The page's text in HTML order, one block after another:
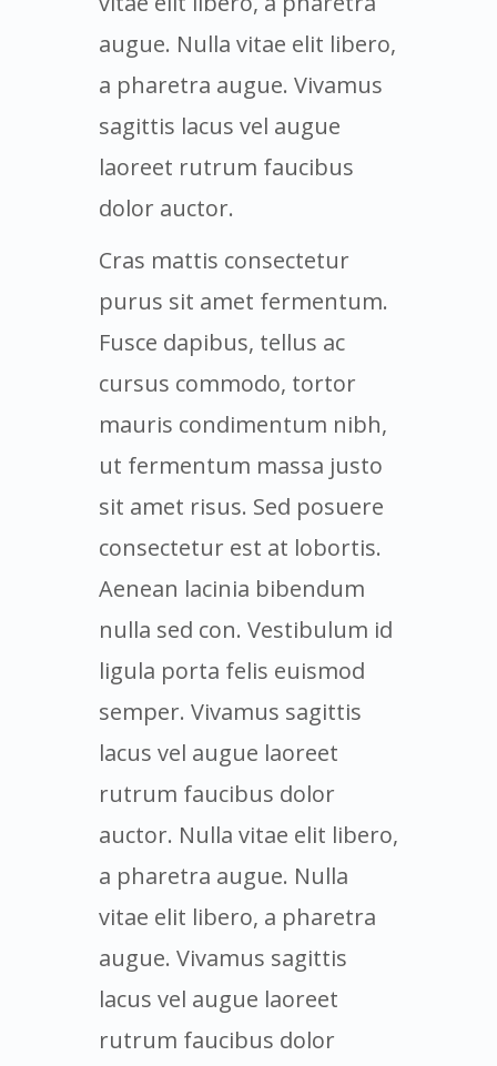
augue. Nulla vitae elit libero,
a pharetra augue. Vivamus
sagittis lacus vel augue
laoreet rutrum faucibus
dolor auctor.
Cras mattis consectetur
purus sit amet fermentum.
Fusce dapibus, tellus ac
cursus commodo, tortor
mauris condimentum nibh,
ut fermentum massa justo
sit amet risus. Sed posuere
consectetur est at lobortis.
Aenean lacinia bibendum
nulla sed con. Vestibulum id
ligula porta felis euismod
semper. Vivamus sagittis
lacus vel augue laoreet
rutrum faucibus dolor
auctor. Nulla vitae elit libero,
a pharetra augue. Nulla
vitae elit libero, a pharetra
augue. Vivamus sagittis
lacus vel augue laoreet
rutrum faucibus dolor